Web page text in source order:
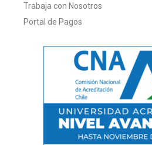
Trabaja con Nosotros
Portal de Pagos